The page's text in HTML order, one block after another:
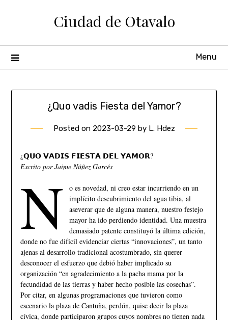
Ciudad de Otavalo
Menu
¿Quo vadis Fiesta del Yamor?
Posted on 2023-03-29 by L. Hdez
¿𝗤𝗨𝗢 𝗩𝗔𝗗𝗜𝗦 𝗙𝗜𝗘𝗦𝗧𝗔 𝗗𝗘𝗟 𝗬𝗔𝗠𝗢𝗥?
Escrito por Jaime Núñez Garcés
N o es novedad, ni creo estar incurriendoen un
implícito descubrimiento del agua tibia, al
aseverar que de alguna manera, nuestro festejo
mayor ha ido perdiendo identidad. Una muestra
demasiado patente constituyó la última edición,
donde no fue difícil evidenciar ciertas “innovaciones”, un tanto
ajenas al desarrollo tradicional acostumbrado, sin querer
desconocer el esfuerzo que debió haber implicado su
organización “en agradecimiento a la pacha mama por la
fecundidad de las tierras y haber hecho posible las cosechas”.
Por citar, en algunas programaciones que tuvieron como
escenario la plaza de Cantuña, perdón, quise decir la plaza
cívica, donde participaron grupos cuyos nombres no tienen nada